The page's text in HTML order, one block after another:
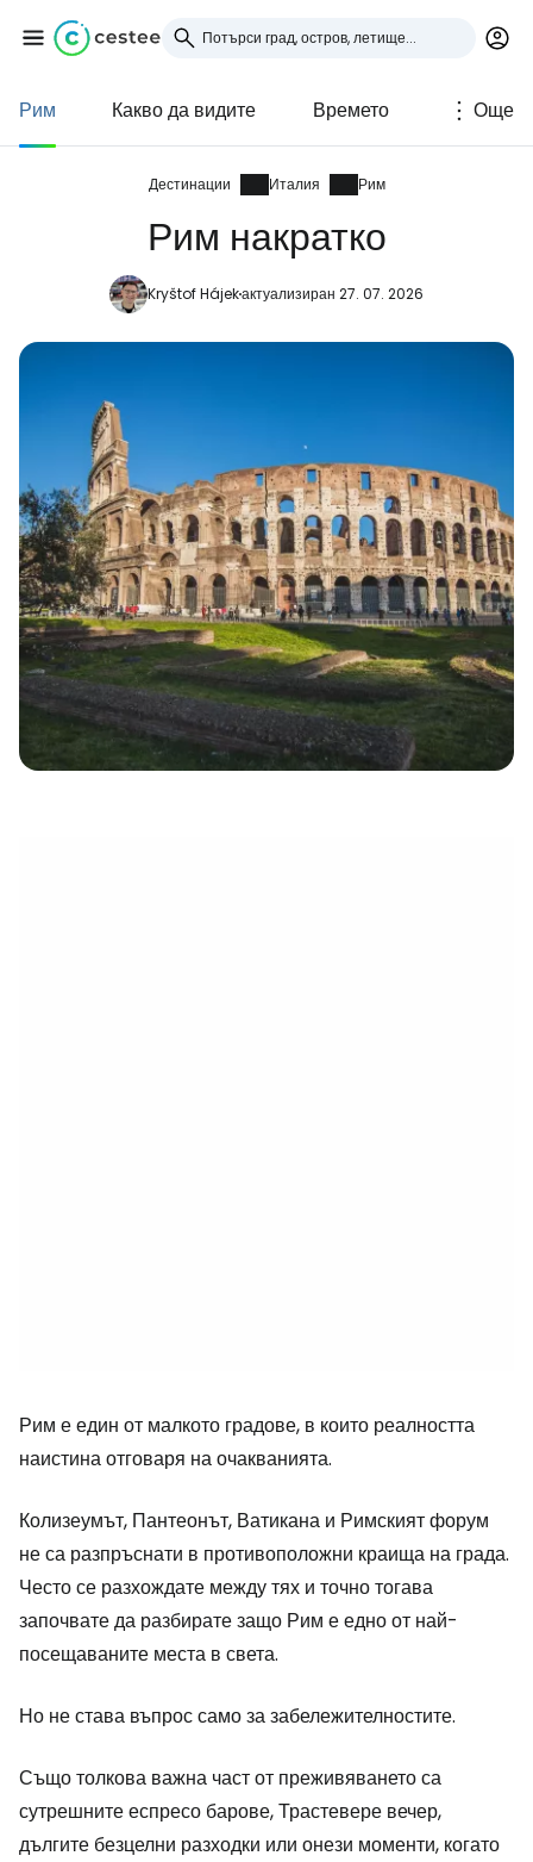
Рим Какво да видите Времето Още
Дестинации Италия Рим
Рим накратко
Kryštof Hájekактуализиран 27. 07. 2026
Рим е един от малкото градове, в които реалността
наистина отговаря на очакванията.
Колизеумът, Пантеонът, Ватикана и Римският форум
не са разпръснати в противоположни краища на града.
Често се разхождате между тях и точно тогава
започвате да разбирате защо Рим е едно от най-
посещаваните места в света.
Но не става въпрос само за забележителностите.
Също толкова важна част от преживяването са
сутрешните еспресо барове, Трастевере вечер,
дългите безцелни разходки или онези моменти, когато
Влезте в Cestee
... световната общност на туристите
Продължете с Google
Продължете с имейл